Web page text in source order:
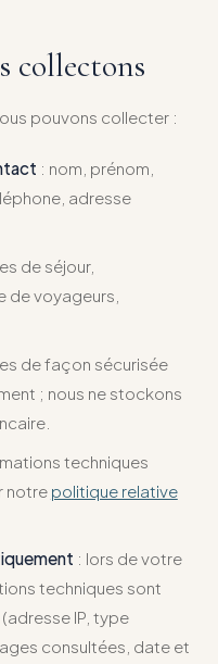
collectons
pouvons collecter :
: nom, prénom,
adresse
de séjour,
de voyageurs,
de façon sécurisée
; nous ne stockons
techniques
notre politique relative
: lors de votre
techniques sont
IP, type
consultées, date et